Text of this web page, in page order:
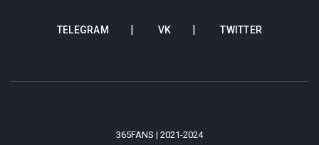
TELEGRAM VK TWITTER
365FANS | 2021-2024